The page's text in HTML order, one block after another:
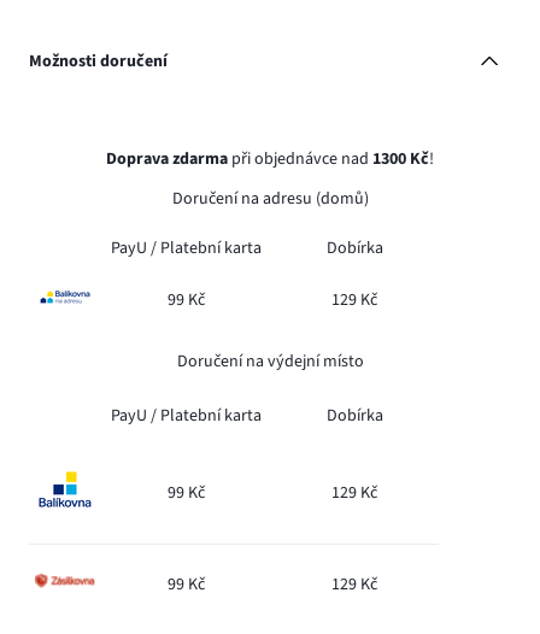
Možnosti doručení
Doprava zdarma při objednávce nad 1300 Kč!
Doručení na adresu (domů)
PayU / Platební karta Dobírka
99 Kč 129 Kč
Doručení na výdejní místo
PayU / Platební karta Dobírka
99 Kč 129 Kč
99 Kč 129 Kč